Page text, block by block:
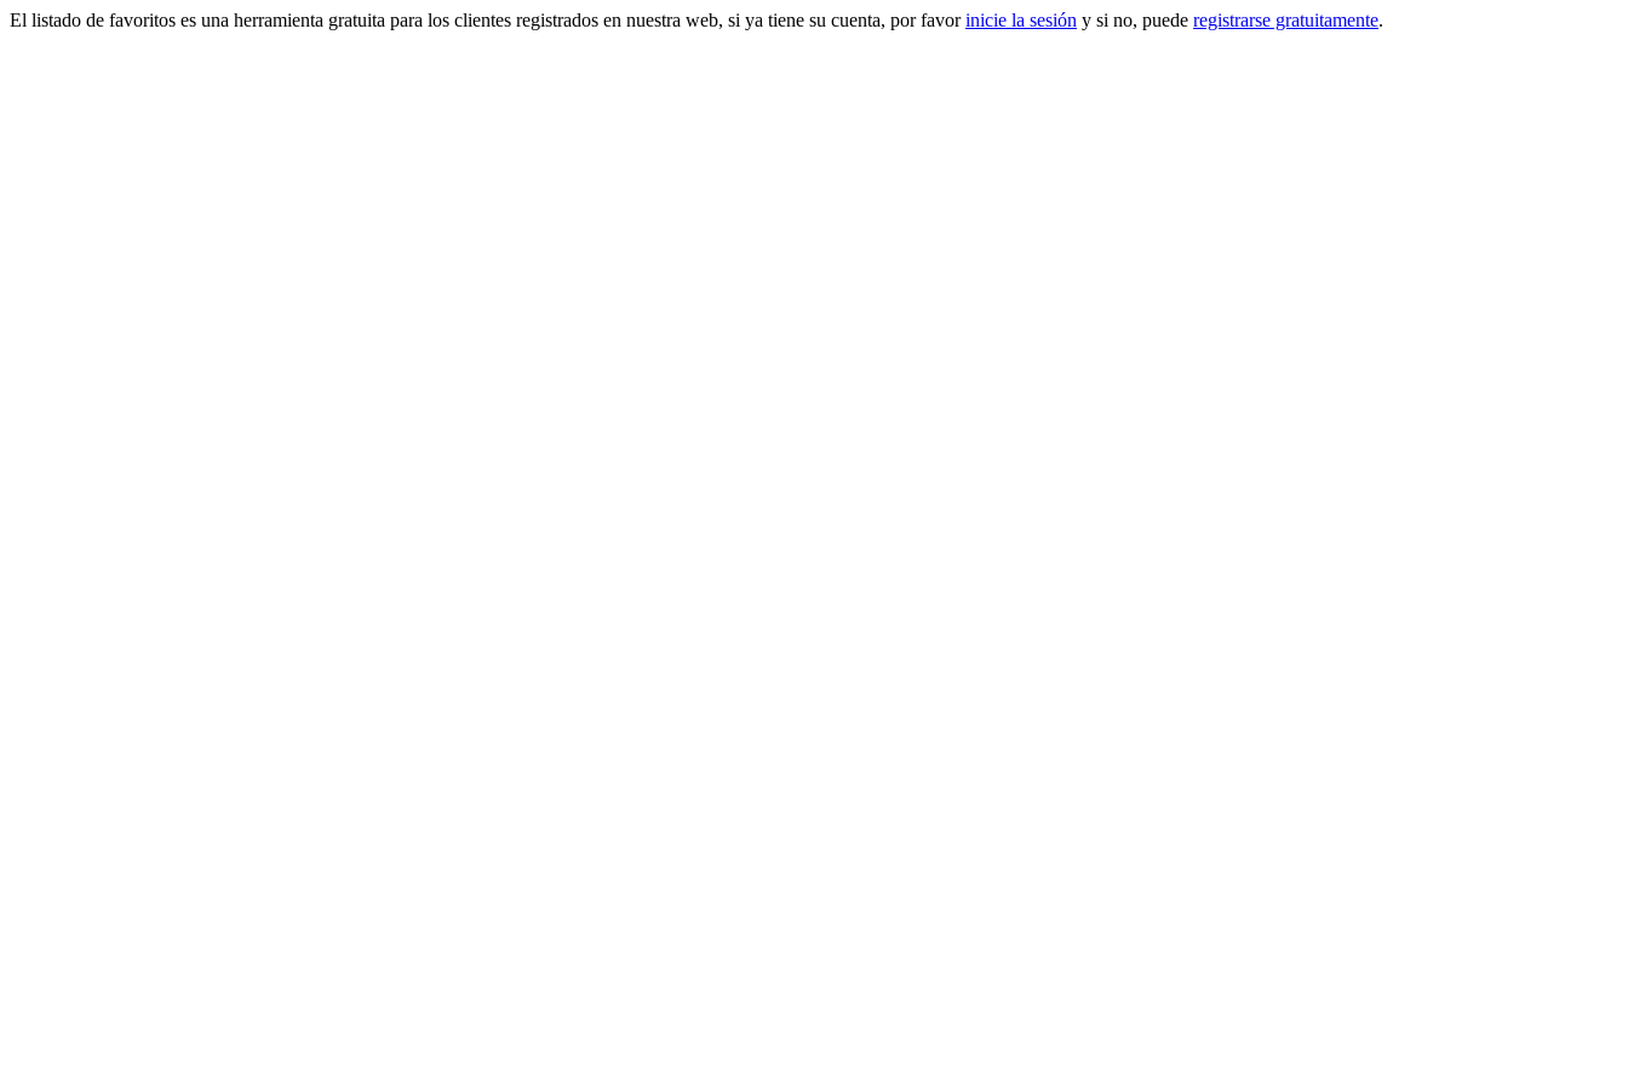
El listado de favoritos es una herramienta gratuita para los clientes registrados en nuestra web, si ya tiene su cuenta, por favorinicie la sesión y si no, puede registrarse gratuitamente.